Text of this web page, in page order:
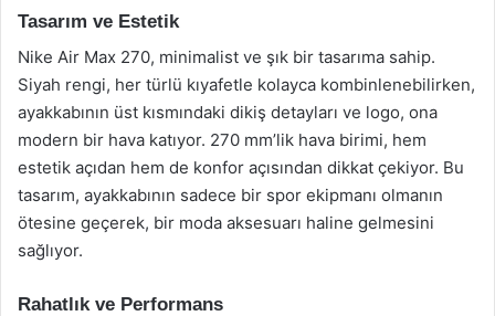
Tasarım ve Estetik
Nike Air Max 270, minimalist ve şık bir tasarıma sahip.
Siyah rengi, her türlü kıyafetle kolayca kombinlenebilirken,
ayakkabının üst kısmındaki dikiş detayları ve logo, ona
modern bir hava katıyor. 270 mm’lik hava birimi, hem
estetik açıdan hem de konfor açısından dikkat çekiyor. Bu
tasarım, ayakkabının sadece bir spor ekipmanı olmanın
ötesine geçerek, bir moda aksesuarı haline gelmesini
sağlıyor.
Rahatlık ve Performans